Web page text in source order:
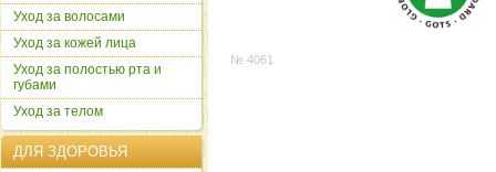
№ 4061
Уход за волосами
Уход за кожей лица
Уход за полостью рта и
губами
Уход за телом
ДЛЯ ЗДОРОВЬЯ